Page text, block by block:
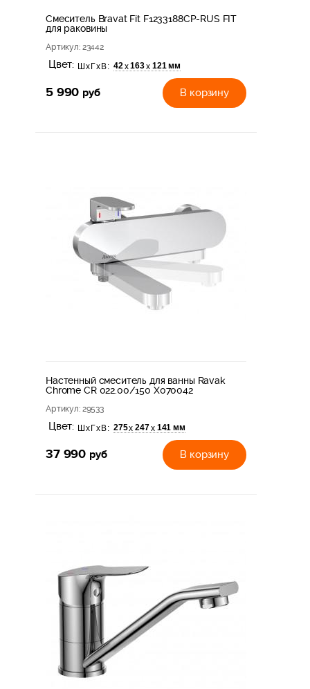
Смеситель Bravat Fit F1233188CP-RUS FIT
для раковины
Артикул: 23442
Цвет: ШхГхВ: 42х 163х 121 мм
5 990 руб В корзину
Настенный смеситель для ванны Ravak
Chrome CR 022.00/150 X070042
Артикул: 29533
Цвет: ШхГхВ: 275х 247х 141 мм
37 990 руб В корзину